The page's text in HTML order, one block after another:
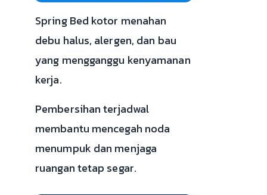
Spring Bed kotor menahan
debu halus, alergen, dan bau
yang mengganggu kenyamanan
kerja.
Pembersihan terjadwal
membantu mencegah noda
menumpuk dan menjaga
ruangan tetap segar.